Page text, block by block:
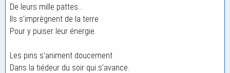
De leurs mille pattes…
Ils s’imprègnent de la terre
Pour y puiser leur énergie.
Les pins s’animent doucement
Dans la tiédeur du soir qui s’avance.